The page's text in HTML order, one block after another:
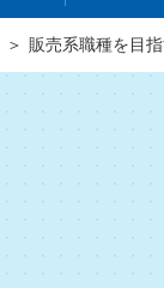
販売系職種を目